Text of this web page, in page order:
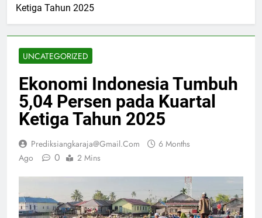
Ketiga Tahun 2025
UNCATEGORIZED
Ekonomi Indonesia Tumbuh
5,04 Persen pada Kuartal
Ketiga Tahun 2025
Prediksiangkaraja@gmail.com
6 Months
Ago
0 2 Mins